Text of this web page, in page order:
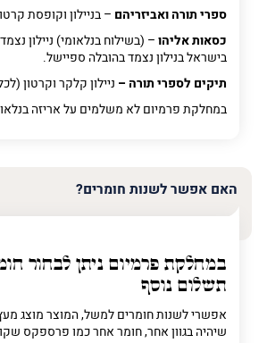
ספרי תורה ואביזריהם – בניילון וקופסת
כסאות אליהו– (בשילוח בנלאומי) ניילון
בישראל בנילון נצמד בהובלה ספיישל.
תיקים לספרי תורה – ניילון קלקר וקרטון
במחלקת פרמיוםלא משלמים על אריזה
האם אפשר לשנות חומרים?
במחלקת פרמיום ניתן לבחור
תשלום נוסף
אפשרי לשנות חומרים למשל, המוצר מוצג
שיהיה בגוון אחר, חומר אחר כמו פרספקס